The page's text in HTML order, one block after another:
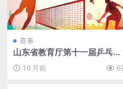
赛事
山东省教育厅第十一届乒乓球
10 月前